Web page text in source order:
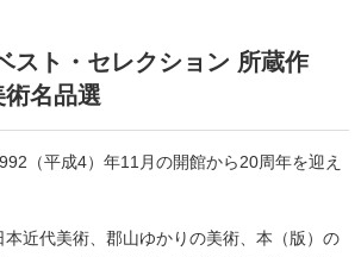
スト・セレクション 所蔵作
名品選
（平成4）年11月の開館から20周年を迎え
近代美術、郡山ゆかりの美術、本（版）の